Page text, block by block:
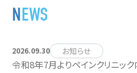
NEWS
2026.09.30 お知らせ
令和8年7月よりペインクリニッ